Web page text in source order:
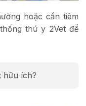
hoặc cần tiêm
thú y 2Vet để
hữu ích?